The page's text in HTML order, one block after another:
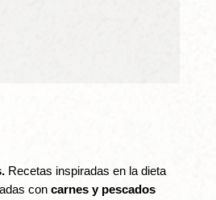
Recetas inspiradas en la dieta
con carnes y pescados